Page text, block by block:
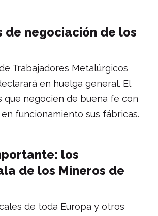
de negociación de los
Trabajadores Metalúrgicos
en huelga general. El
que negocien de buena fe con
funcionamiento sus fábricas.
los
de los Mineros de
de toda Europa y otros